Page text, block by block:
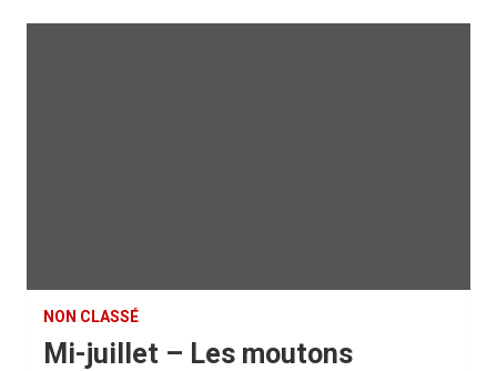
NON CLASSÉ
Mi-juillet – Les moutons